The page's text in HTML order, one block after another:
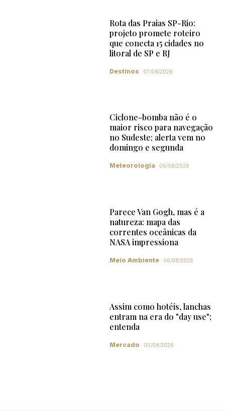
Rota das Praias SP-Rio:
projeto promete roteiro
que conecta 15 cidades no
litoral de SP e RJ
Destinos 07/08/2026
Ciclone-bomba não é o
maior risco para navegação
no Sudeste; alerta vem no
domingo e segunda
Meteorologia 06/08/2026
Parece Van Gogh, mas é a
natureza: mapa das
correntes oceânicas da
NASA impressiona
Meio Ambiente 06/08/2026
Assim como hotéis, lanchas
entram na era do "day use";
entenda
Mercado 05/08/2026